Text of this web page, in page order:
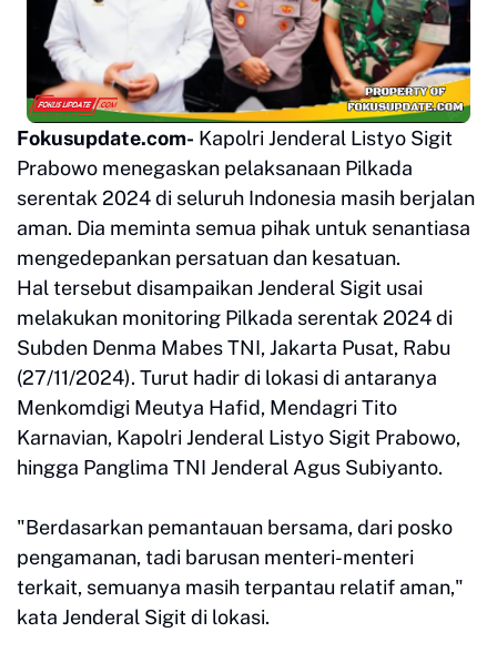
Fokusupdate.com- Kapolri Jenderal Listyo Sigit
Prabowo menegaskan pelaksanaan Pilkada
serentak 2024 di seluruh Indonesia masih berjalan
aman. Dia meminta semua pihak untuk senantiasa
mengedepankan persatuan dan kesatuan.
Hal tersebut disampaikan Jenderal Sigit usai
melakukan monitoring Pilkada serentak 2024 di
Subden Denma Mabes TNI, Jakarta Pusat, Rabu
(27/11/2024). Turut hadir di lokasi di antaranya
Menkomdigi Meutya Hafid, Mendagri Tito
Karnavian, Kapolri Jenderal Listyo Sigit Prabowo,
hingga Panglima TNI Jenderal Agus Subiyanto.
"Berdasarkan pemantauan bersama, dari posko
pengamanan, tadi barusan menteri-menteri
terkait, semuanya masih terpantau relatif aman,"
kata Jenderal Sigit di lokasi.